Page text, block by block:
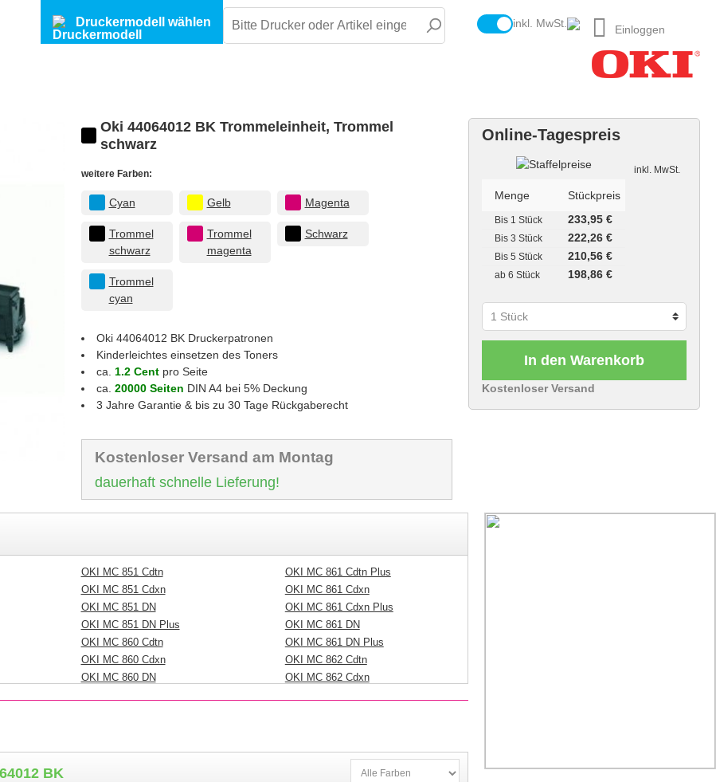
Druckermodell wählen inkl. MwSt. Einloggen
Oki 44064012 BK Trommeleinheit, Trommel
schwarz
weitere Farben:
Cyan Gelb Magenta
Trommel
schwarz
Trommel
magenta
Schwarz
Trommel
cyan
Oki 44064012 BK Druckerpatronen
Kinderleichtes einsetzen des Toners
ca. 1.2 Cent pro Seite
ca. 20000 Seiten DIN A4 bei 5% Deckung
3 Jahre Garantie & bis zu 30 Tage Rückgaberecht
Kostenloser Versand am Montag
dauerhaft schnelle Lieferung!
Online-Tagespreis
Staffelpreise
Menge Stückpreis
Bis 1 Stück 233,95 €
Bis 3 Stück 222,26 €
Bis 5 Stück 210,56 €
ab 6 Stück 198,86 €
inkl. MwSt.
In den Warenkorb
Kostenloser Versand
OKI MC 851 Cdtn
OKI MC 851 Cdxn
OKI MC 851 DN
OKI MC 851 DN Plus
OKI MC 860 Cdtn
OKI MC 860 Cdxn
OKI MC 860 DN
OKI MC 861 Cdtn Plus
OKI MC 861 Cdxn
OKI MC 861 Cdxn Plus
OKI MC 861 DN
OKI MC 861 DN Plus
OKI MC 862 Cdtn
OKI MC 862 Cdxn
BK